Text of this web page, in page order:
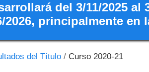
del 3/11/2025 al
2026, principalmente en
del Título / Curso 2020-21